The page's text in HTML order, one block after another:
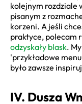
kolejnym rozdziale
pisanym z
korzeni. A jeśli
praktyce, polecam
odzyskały blask.
'przykładowe
było zawsze
IV. Dusza